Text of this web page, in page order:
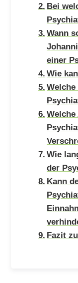
Bei
Wann
einer
Wie
Wie
der
Kann
Fazit